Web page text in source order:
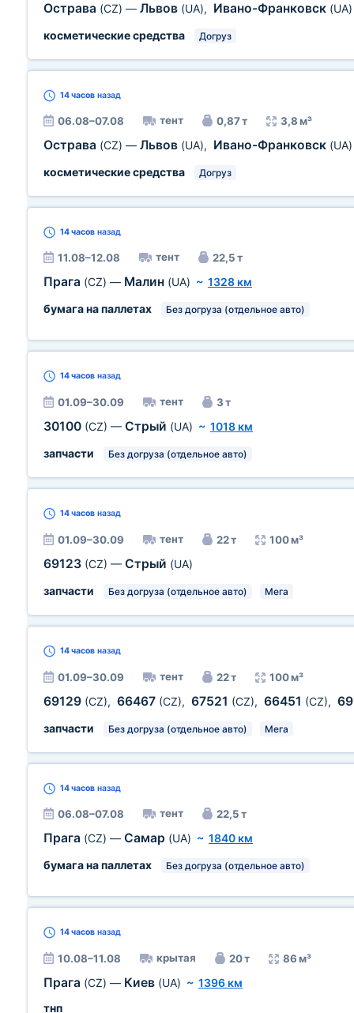
Острава (CZ) — Львов (UA), Ивано-Франковск (UA)
косметические средства
Догруз
14 часов назад
06.08–07.08 тент 0,87 т 3,8 м³
Острава (CZ) — Львов (UA), Ивано-Франковск (UA)
косметические средства
Догруз
14 часов назад
11.08–12.08 тент 22,5 т
Прага (CZ) — Малин (UA) ~ 1328 км
бумага на паллетах
Без догруза (отдельное авто)
14 часов назад
01.09–30.09 тент 3 т
30100 (CZ) — Стрый (UA) ~ 1018 км
запчасти
Без догруза (отдельное авто)
14 часов назад
01.09–30.09 тент 22 т 100 м³
69123 (CZ) — Стрый (UA)
запчасти
Без догруза (отдельное авто) Мега
14 часов назад
01.09–30.09 тент 22 т 100 м³
69129 (CZ), 66467 (CZ), 67521 (CZ), 66451 (CZ),
запчасти Без догруза (отдельное авто) Мега
14 часов назад
06.08–07.08 тент 22,5 т
Прага (CZ) — Самар (UA) ~ 1840 км
бумага на паллетах
Без догруза (отдельное авто)
14 часов назад
10.08–11.08 крытая 20 т 86 м³
Прага (CZ) — Киев (UA) ~ 1396 км
тнп